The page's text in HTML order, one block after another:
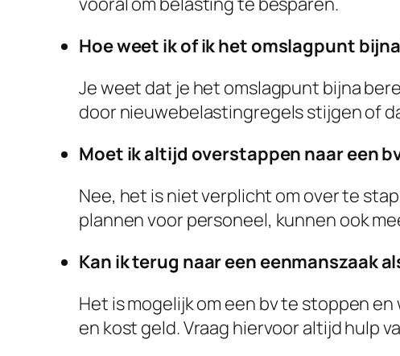
Hoe weet ik of ik het omslagpunt
Je weet dat je het omslagpunt bijna
door nieuwebelastingregels stijgen of
Moet ik altijd overstappen naar een
Nee, het is niet verplicht om over te
plannen voor personeel, kunnen ook
Kan ik terug naar een eenmanszaak
Het is mogelijk om een bv te stoppen
en kost geld. Vraag hiervoor altijd hulp